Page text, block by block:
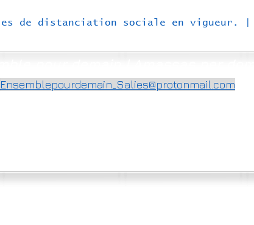
de distanciation sociale en vigueur.
Ensemblepourdemain_Salies@protonmail.com